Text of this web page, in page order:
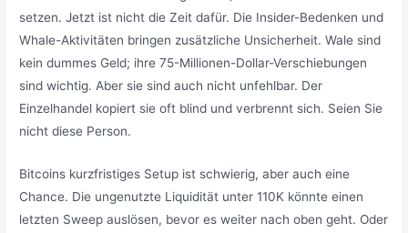
setzen. Jetzt ist nicht die Zeit dafür. Die Insider-Bedenken und
Whale-Aktivitäten bringen zusätzliche Unsicherheit. Wale sind
kein dummes Geld; ihre 75-Millionen-Dollar-Verschiebungen
sind wichtig. Aber sie sind auch nicht unfehlbar. Der
Einzelhandel kopiert sie oft blind und verbrennt sich. Seien Sie
nicht diese Person.
Bitcoins kurzfristiges Setup ist schwierig, aber auch eine
Chance. Die ungenutzte Liquidität unter 110K könnte einen
letzten Sweep auslösen, bevor es weiter nach oben geht. Oder